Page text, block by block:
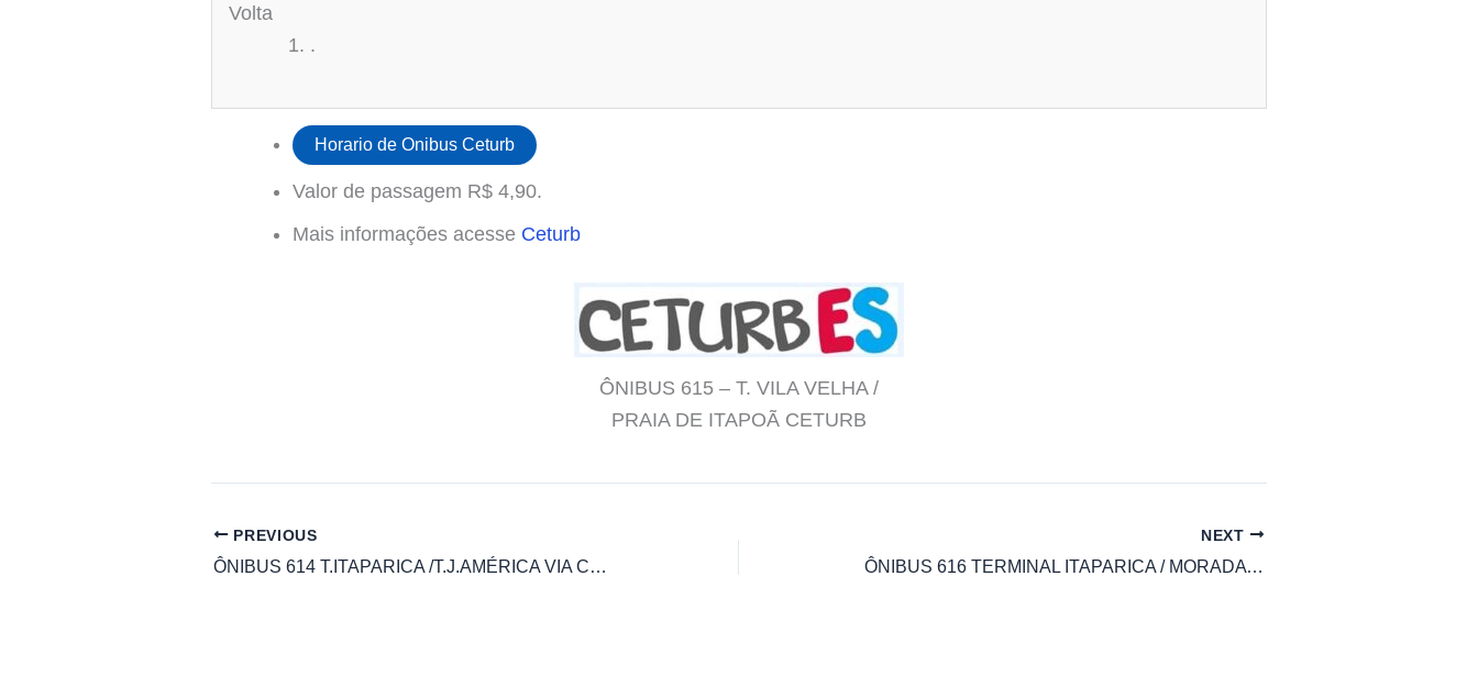
Volta
.
Horario de Onibus Ceturb
Valor de passagem R$ 4,90.
Mais informações acesse Ceturb
ÔNIBUS 615 – T. VILA VELHA /
PRAIA DE ITAPOÃ CETURB
PREVIOUS
ÔNIBUS 614 T.ITAPARICA /T.J.AMÉRICA VIA COBILÂNDIA/J.MARILÂNDIA/RIO MARINHO/VASCO GAMA
NEXT
ÔNIBUS 616 TERMINAL ITAPARICA / MORADA DA BARRA VIA BARRAMARES